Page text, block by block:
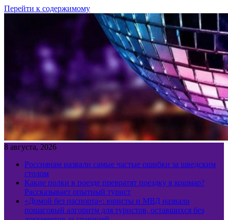
Перейти к содержимому
8 августа, 2026
Россиянам назвали самые частые ошибки за шведским
столом
Какие полки в поезде превратят поездку в кошмар?
Рассказывает опытный турист
«Домой без паспорта»: юристы и МВД назвали
пошаговый алгоритм для туристов, оставшихся без